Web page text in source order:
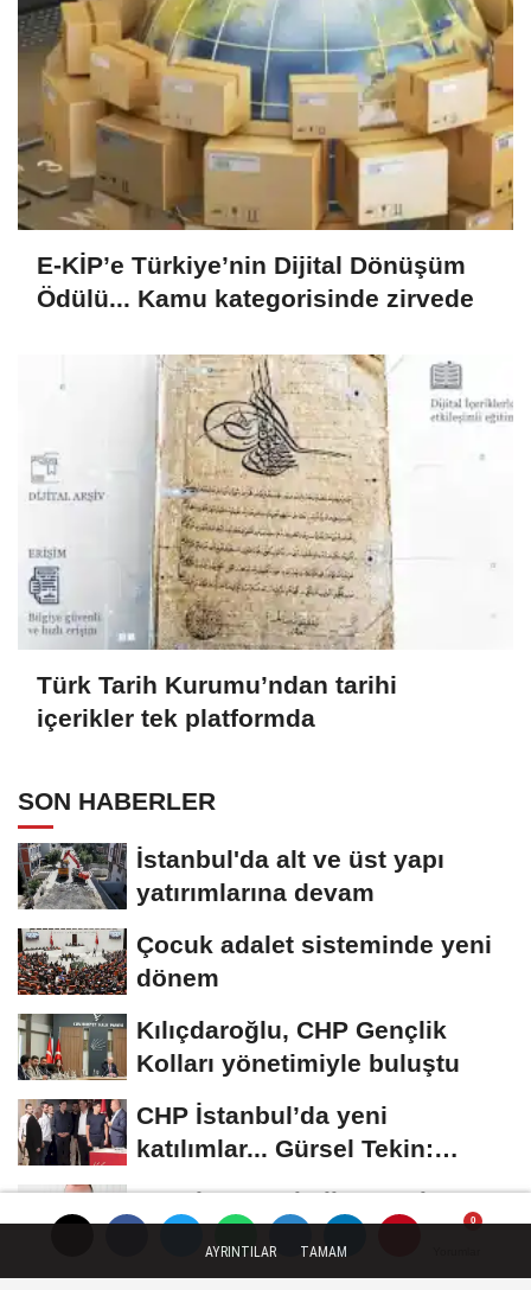
E-KİP’e Türkiye’nin Dijital Dönüşüm
Ödülü... Kamu kategorisinde zirvede
Türk Tarih Kurumu’ndan tarihi
içerikler tek platformda
SON HABERLER
İstanbul'da alt ve üst yapı
yatırımlarına devam
Çocuk adalet sisteminde yeni
dönem
Kılıçdaroğlu, CHP Gençlik
Kolları yönetimiyle buluştu
CHP İstanbul’da yeni
katılımlar... Gürsel Tekin:
Menderes Belediye Başkanı
AYRINTILAR TAMAM